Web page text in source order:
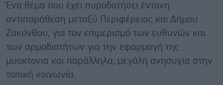
Ένα θέμα που έχει πυροδοτήσει έντονη
αντιπαράθεση μεταξύ Περιφέρειας και Δήμου
Ζακύνθου, για τον επιμερισμό των ευθυνών και
των αρμοδιοτήτων για την εφαρμογή της
μυοκτονια και παράλληλα, μεγάλη ανησυχία στην
τοπική κοινωνία.